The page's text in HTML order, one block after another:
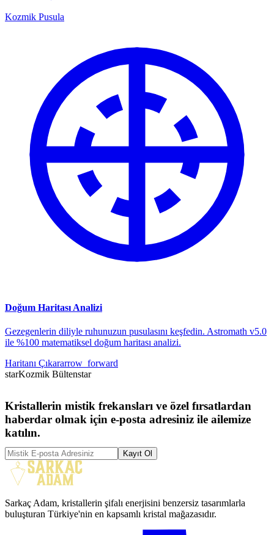
Kozmik Pusula
Doğum Haritası Analizi
Gezegenlerin diliyle ruhunuzun pusulasını keşfedin. Astromath v5.0
ile %100 matematiksel doğum haritası analizi.
Haritanı Çıkararrow_forward
starKozmik Bültenstar
Kristallerin mistik frekansları ve özel fırsatlardan
haberdar olmak için e-posta adresiniz ile ailemize
katılın.
Kayıt Ol
Sarkaç Adam, kristallerin şifalı enerjisini benzersiz tasarımlarla
buluşturan Türkiye'nin en kapsamlı kristal mağazasıdır.